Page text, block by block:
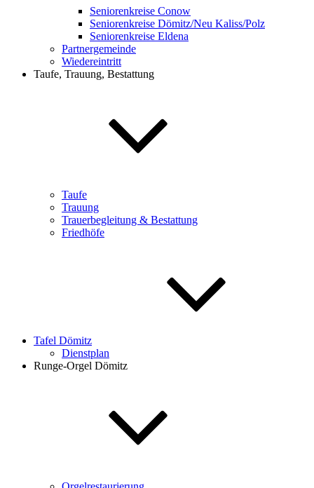
Seniorenkreise Conow
Seniorenkreise Dömitz/Neu Kaliss/Polz
Seniorenkreise Eldena
Partnergemeinde
Wiedereintritt
Taufe, Trauung, Bestattung
Taufe
Trauung
Trauerbegleitung & Bestattung
Friedhöfe
Tafel Dömitz
Dienstplan
Runge-Orgel Dömitz